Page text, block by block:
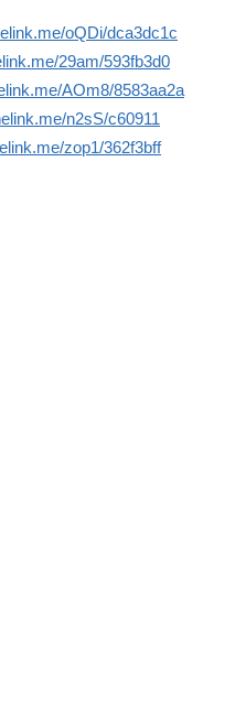
oQDi/dca3dc1c
29am/593fb3d0
AOm8/8583aa2a
n2sS/c60911
zop1/362f3bff